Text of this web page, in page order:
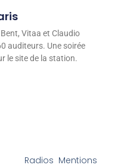
Vitaa et Claudio
auditeurs. Une soirée
le site de la station.
Radios Mentions